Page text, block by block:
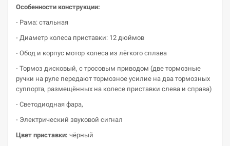
Особенности конструкции:
- Рама: стальная
- Диаметр колеса приставки: 12 дюймов
- Обод и корпус мотор колеса из лёгкого сплава
- Тормоз дисковый, с тросовым приводом (две тормозные
ручки на руле передают тормозное усилие на два тормозных
суппорта, размещённых на колесе приставки слева и справа)
- Светодиодная фара,
- Электрический звуковой сигнал
Цвет приставки: чёрный